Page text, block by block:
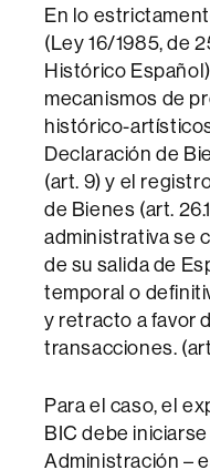
En lo
(Ley 16/1985, de
Histórico
mecanismos de
histórico-
Declaración de
(art. 9) y el
de Bienes (art.
administrativa se
de su salida de
temporal o
y retracto a favor
transacciones.
Para el caso, el
BIC debe
Administración –